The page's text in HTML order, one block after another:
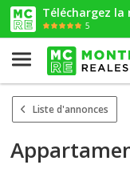
Téléchargez la
5
Liste d'annonces